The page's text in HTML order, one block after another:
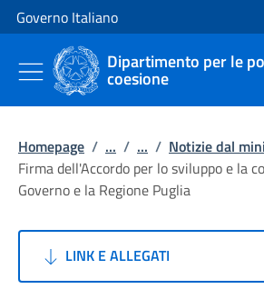
Vai al contenuto
Vai alla navigazione del sito
Governo Italiano
Dipartimento per le
coesione
Homepage / ... / ... / Notizie dal
Firma dell'Accordo per lo sviluppo e la
Governo e la Regione Puglia
LINK E ALLEGATI